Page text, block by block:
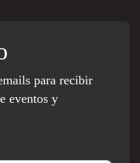
para recibir
eventos y